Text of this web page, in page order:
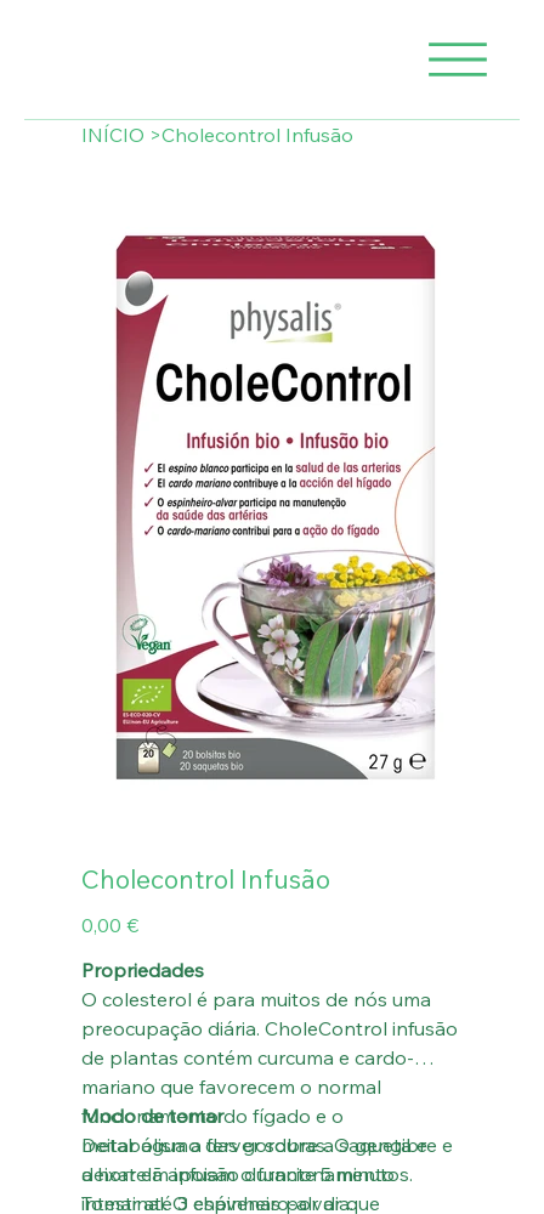
INÍCIO >Cholecontrol Infusão
Cholecontrol Infusão
Preço
0,00 €
Propriedades
O colesterol é para muitos de nós uma
preocupação diária. CholeControl infusão
de plantas contém curcuma e cardo-
mariano que favorecem o normal
funcionamento do fígado e o
metabolismo das gorduras. O gengibre e
a hortelã apoiam o funcionamento
intestinal. O espinheiro-alvar que
Modo de tomar
Deitar água a ferver sobre a saqueta e
deixar em infusão durante 5 minutos.
Tomar até 3 chávenas por dia.